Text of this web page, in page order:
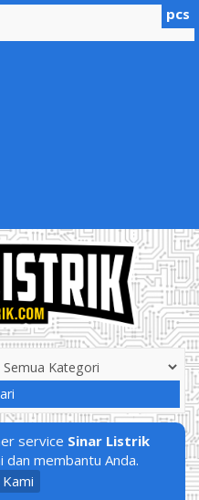
service Sinar Listrik
dan membantu Anda.
pcs